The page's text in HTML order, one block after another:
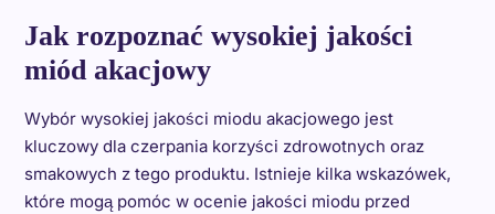
Jak rozpoznać wysokiej jakości
miód akacjowy
Wybór wysokiej jakości miodu akacjowego jest
kluczowy dla czerpania korzyści zdrowotnych oraz
smakowych z tego produktu. Istnieje kilka wskazówek,
które mogą pomóc w ocenie jakości miodu przed